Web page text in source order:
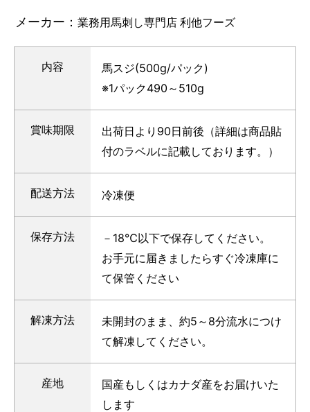
メーカー：業務用馬刺し専門店 利他フーズ
内容
馬スジ(500g/パック)
※1パック490～510g
賞味期限
出荷日より90日前後（詳細は商品貼
付のラベルに記載しております。）
配送方法 冷凍便
保存方法
－18℃以下で保存してください。
お手元に届きましたらすぐ冷凍庫に
て保管ください
解凍方法
未開封のまま、約5～8分流水につけ
て解凍してください。
産地
国産もしくはカナダ産をお届けいた
します